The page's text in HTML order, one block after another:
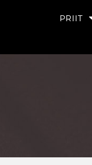
PRIIT